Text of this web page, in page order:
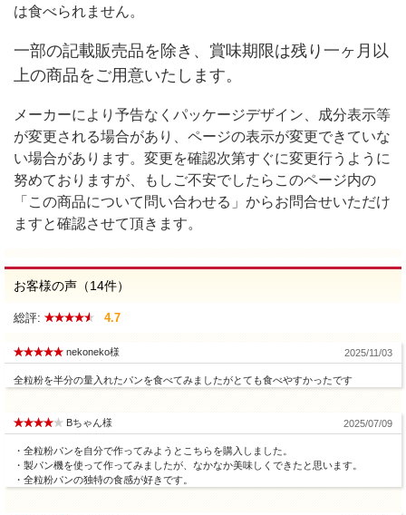
は食べられません。
一部の記載販売品を除き、賞味期限は残り一ヶ月以
上の商品をご用意いたします。
メーカーにより予告なくパッケージデザイン、成分表示等
が変更される場合があり、ページの表示が変更できていな
い場合があります。変更を確認次第すぐに変更行うように
努めておりますが、もしご不安でしたらこのページ内の
「この商品について問い合わせる」からお問合せいただけ
ますと確認させて頂きます。
お客様の声（14件）
総評: 4.7
nekoneko様 2025/11/03
全粒粉を半分の量入れたパンを食べてみましたがとても食べやすかったです
Bちゃん様 2025/07/09
・全粒粉パンを自分で作ってみようとこちらを購入しました。
・製パン機を使って作ってみましたが、なかなか美味しくできたと思います。
・全粒粉パンの独特の食感が好きです。